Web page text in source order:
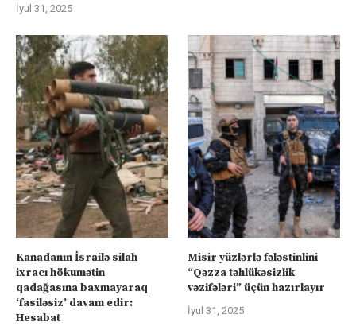
İyul 31, 2025
Kanadanın İsrailə silah
ixracı hökumətin
qadağasına baxmayaraq
‘fasiləsiz’ davam edir:
Hesabat
Misir yüzlərlə fələstinlini
“Qəzza təhlükəsizlik
vəzifələri” üçün hazırlayır
İyul 31, 2025